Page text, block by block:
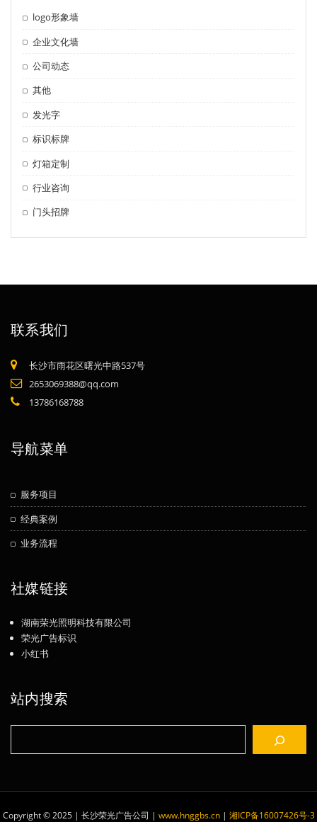
logo形象墙
企业文化墙
公司动态
其他
发光字
标识标牌
灯箱定制
行业咨询
门头招牌
联系我们
长沙市雨花区曙光中路537号
2653069388@qq.com
13786168788
导航菜单
服务项目
经典案例
业务流程
社媒链接
湖南荣光照明科技有限公司
荣光广告标识
小红书
站内搜索
Copyright © 2025 | 长沙荣光广告公司 | www.hnggbs.cn| 湘ICP备16007426号-3